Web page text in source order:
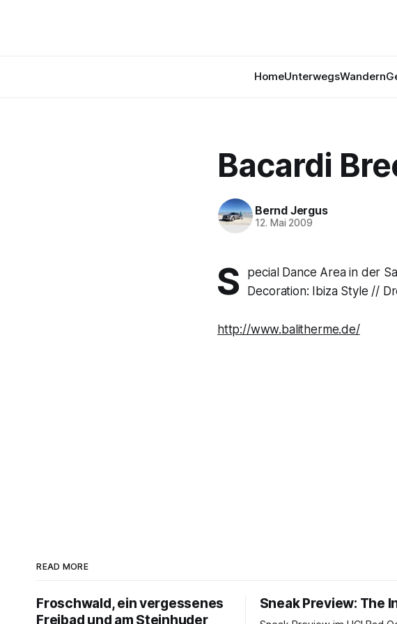
HomeUnterwegsWandern
Bacardi
Bernd Jergus
12. Mai 2009
S
pecial Dance Area in der
Decoration: Ibiza Style //
http://www.balitherme.de/
READ MORE
Froschwald, ein vergessenes
Freibad und am Steinhuder
Sneak Preview: The